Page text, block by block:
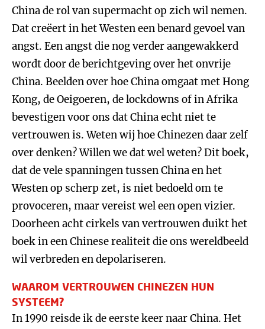
China de rol van supermacht op zich wil nemen.
Dat creëert in het Westen een benard gevoel van
angst. Een angst die nog verder aangewakkerd
wordt door de berichtgeving over het onvrije
China. Beelden over hoe China omgaat met Hong
Kong, de Oeigoeren, de lockdowns of in Afrika
bevestigen voor ons dat China echt niet te
vertrouwen is. Weten wij hoe Chinezen daar zelf
over denken? Willen we dat wel weten? Dit boek,
dat de vele spanningen tussen China en het
Westen op scherp zet, is niet bedoeld om te
provoceren, maar vereist wel een open vizier.
Doorheen acht cirkels van vertrouwen duikt het
boek in een Chinese realiteit die ons wereldbeeld
wil verbreden en depolariseren.
WAAROM VERTROUWEN CHINEZEN HUN
SYSTEEM?
In 1990 reisde ik de eerste keer naar China. Het